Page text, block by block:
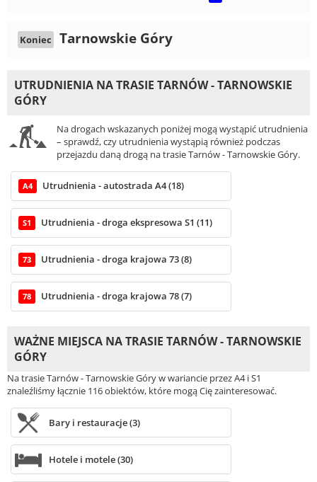
Koniec Tarnowskie Góry
UTRUDNIENIA NA TRASIE TARNÓW - TARNOWSKIE
GÓRY
Na drogach wskazanych poniżej mogą wystąpić utrudnienia
– sprawdź, czy utrudnienia wystąpią również podczas
przejazdu daną drogą na trasie Tarnów - Tarnowskie Góry.
A4 Utrudnienia - autostrada A4 (18)
S1 Utrudnienia - droga ekspresowa S1 (11)
73 Utrudnienia - droga krajowa 73 (8)
78 Utrudnienia - droga krajowa 78 (7)
WAŻNE MIEJSCA NA TRASIE TARNÓW - TARNOWSKIE
GÓRY
Na trasie Tarnów - Tarnowskie Góry w wariancie przez A4 i S1
znaleźliśmy łącznie 116 obiektów, które mogą Cię zainteresować.
Bary i restauracje (3)
Hotele i motele (30)